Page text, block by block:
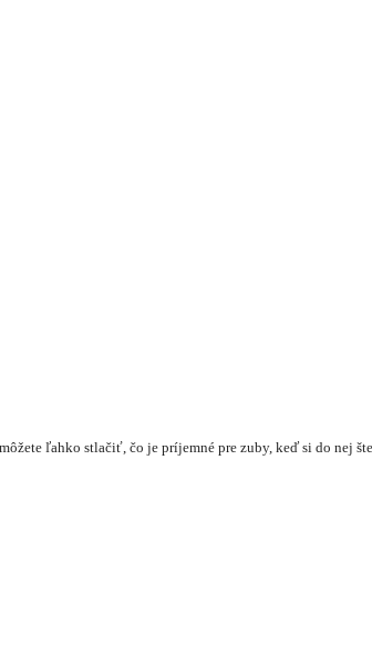
ľahko stlačiť, čo je príjemné pre zuby, keď si do nej